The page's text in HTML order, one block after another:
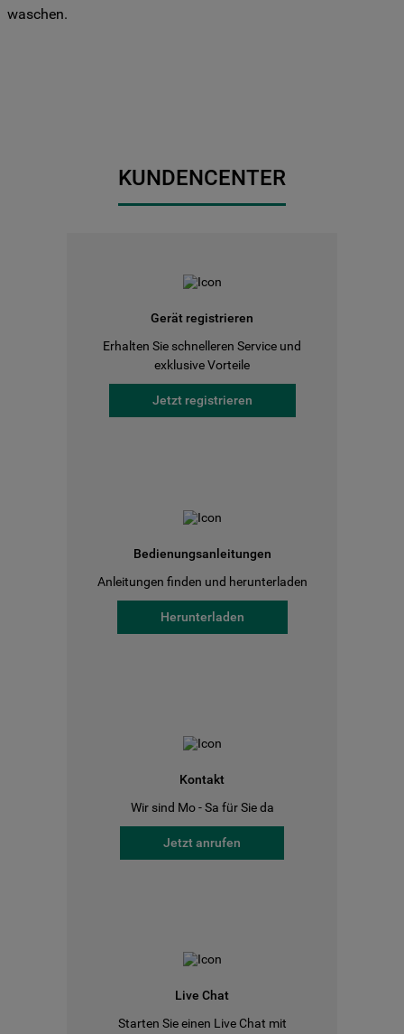
waschen.
KUNDENCENTER
Gerät registrieren
Erhalten Sie schnelleren Service und
exklusive Vorteile
Jetzt registrieren
Bedienungsanleitungen
Anleitungen finden und herunterladen
Herunterladen
Kontakt
Wir sind Mo - Sa für Sie da
Jetzt anrufen
Live Chat
Starten Sie einen Live Chat mit